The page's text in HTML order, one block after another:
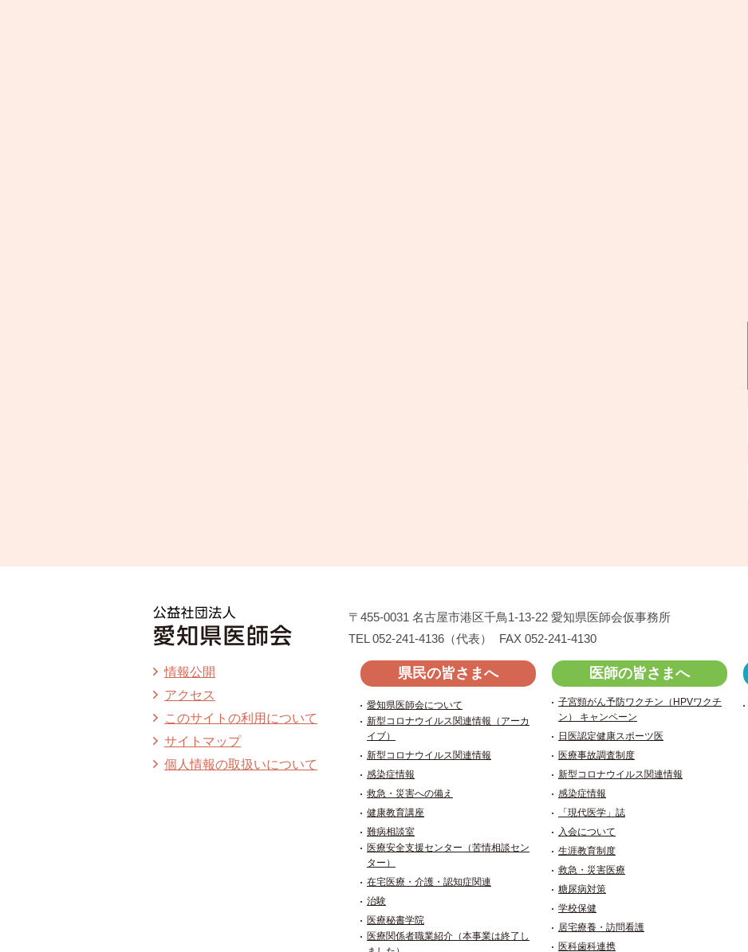
〒455-0031 名古屋市港区千鳥1-13-22 愛知県医師会仮事務所
TEL 052-241-4136（代表）
FAX 052-241-4130
情報公開
アクセス
このサイトの利用について
サイトマップ
個人情報の取扱いについて
県民の皆さまへ
愛知県医師会について
新型コロナウイルス関連情報（アーカ
イブ）
新型コロナウイルス関連情報
感染症情報
救急・災害への備え
健康教育講座
難病相談室
医療安全支援センター（苦情相談セン
ター）
在宅医療・介護・認知症関連
治験
医療秘書学院
医療関係者職業紹介（本事業は終了し
医師の皆さまへ
子宮頸がん予防ワクチン（HPVワクチ
ン） キャンペーン
日医認定健康スポーツ医
医療事故調査制度
新型コロナウイルス関連情報
感染症情報
「現代医学」誌
入会について
生涯教育制度
救急・災害医療
糖尿病対策
学校保健
居宅療養・訪問看護
医科歯科連携